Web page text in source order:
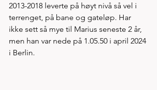
2013-2018 leverte på høyt nivå så vel i
terrenget, på bane og gateløp. Har
ikke sett så mye til Marius seneste 2 år,
men han var nede på 1.05.50 i april 2024
i Berlin.